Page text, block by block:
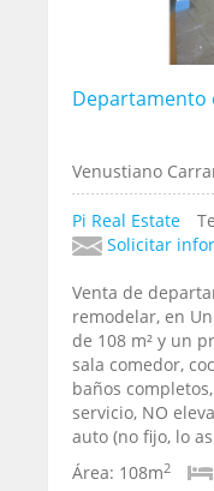
Departamento
Venustiano
Pi Real Estate
Solicitar
Venta de
remodelar, en
de 108 m² y un
sala comedor,
baños
servicio, NO
auto (no fijo, lo
Área: 108m2